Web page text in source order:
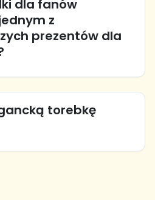
dla fanów
z
prezentów dla
torebkę